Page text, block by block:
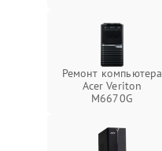
Ремонт компьютера
Acer Veriton
M6670G